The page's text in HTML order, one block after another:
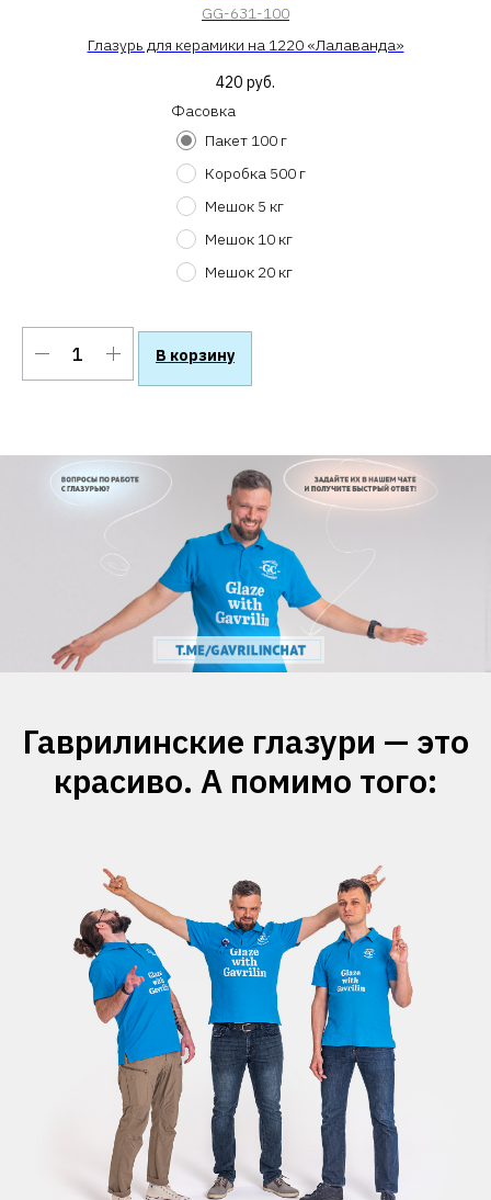
GG-631-100
Глазурь для керамики на 1220 «Лалаванда»
420 руб.
Фасовка
Пакет 100 г
Коробка 500 г
Мешок 5 кг
Мешок 10 кг
Мешок 20 кг
В корзину
Гаврилинские глазури — это
красиво. А помимо того: